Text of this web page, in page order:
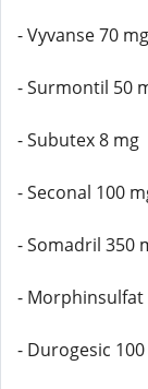
- Vyvanse 70 mg
- Surmontil 50
- Subutex 8 mg
- Seconal 100
- Somadril 350
- Morphinsulfat
- Durogesic